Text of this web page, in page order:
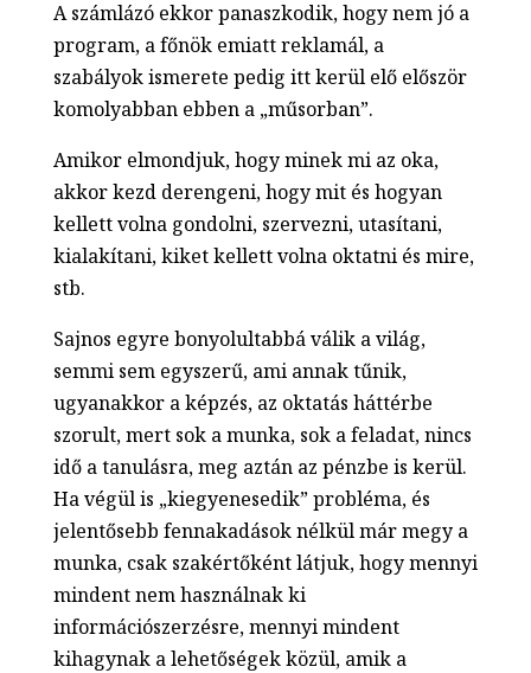
A számlázó ekkor panaszkodik, hogy nem jó a
program, a főnök emiatt reklamál, a
szabályok ismerete pedig itt kerül elő először
komolyabban ebben a „műsorban”.
Amikor elmondjuk, hogy minek mi az oka,
akkor kezd derengeni, hogy mit és hogyan
kellett volna gondolni, szervezni, utasítani,
kialakítani, kiket kellett volna oktatni és mire,
stb.
Sajnos egyre bonyolultabbá válik a világ,
semmi sem egyszerű, ami annak tűnik,
ugyanakkor a képzés, az oktatás háttérbe
szorult, mert sok a munka, sok a feladat, nincs
idő a tanulásra, meg aztán az pénzbe is kerül.
Ha végül is „kiegyenesedik” probléma, és
jelentősebb fennakadások nélkül már megy a
munka, csak szakértőként látjuk, hogy mennyi
mindent nem használnak ki
információszerzésre, mennyi mindent
kihagynak a lehetőségek közül, amik a